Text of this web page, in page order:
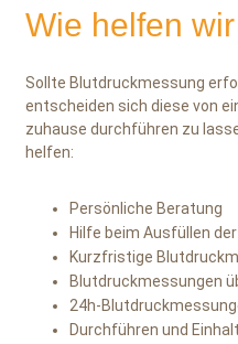
Wie helfen
Sollte Blutdruckmessung
entscheiden sich diese von
zuhause durchführen zu
helfen:
Persönliche Beratung
Hilfe beim Ausfüllen
Kurzfristige
Blutdruckmessungen
24h-
Durchführen und